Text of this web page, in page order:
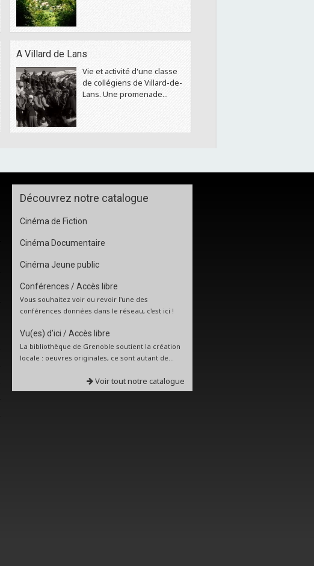
A Villard de Lans
Vie et activité d'une classe
de collégiens de Villard-de-
Lans. Une promenade...
Découvrez notre catalogue
Cinéma de Fiction
Cinéma Documentaire
Cinéma Jeune public
Conférences / Accès libre
Vous souhaitez voir ou revoir l'une des
conférences données dans le réseau, c'est ici !
Vu(es) d’ici / Accès libre
La bibliothèque de Grenoble soutient la création
locale : oeuvres originales, ce sont autant de...
Voir tout notre catalogue